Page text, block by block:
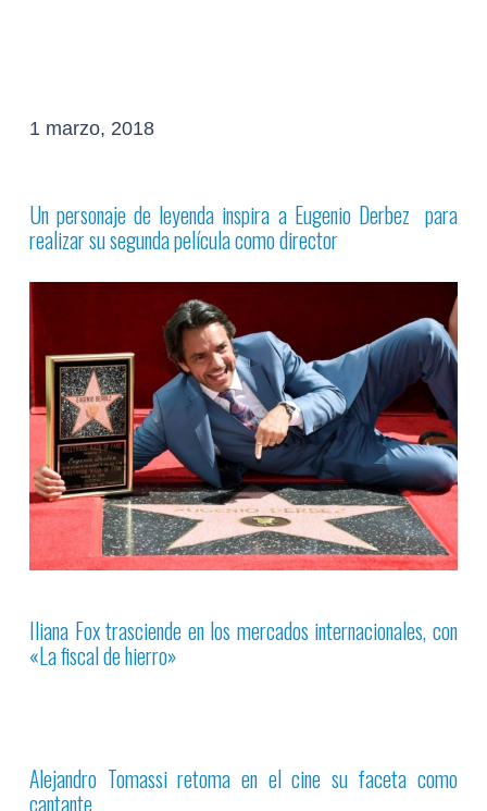
1 marzo, 2018
Un personaje de leyenda inspira a Eugenio Derbez para
realizar su segunda película como director
Iliana Fox trasciende en los mercados internacionales, con
«La fiscal de hierro»
Alejandro Tomassi retoma en el cine su faceta como
cantante